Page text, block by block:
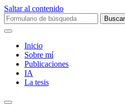
Saltar al contenido
Buscar:
Inicio
Sobre mí­
Publicaciones
IA
La tesis
Alternar